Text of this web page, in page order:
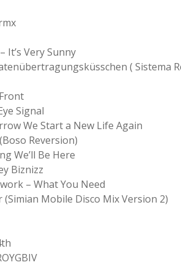
It’s Very Sunny
( Sistema
Signal
We Start a New Life Again
Reversion)
We’ll Be Here
Biznizz
– What You Need
(Simian Mobile Disco Mix Version 2)